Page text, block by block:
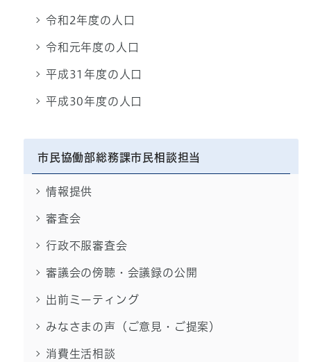
令和2年度の人口
令和元年度の人口
平成31年度の人口
平成30年度の人口
市民協働部総務課市民相談担当
情報提供
審査会
行政不服審査会
審議会の傍聴・会議録の公開
出前ミーティング
みなさまの声（ご意見・ご提案）
消費生活相談